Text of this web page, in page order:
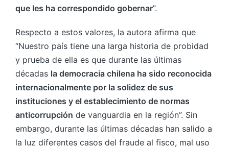
que les ha correspondido gobernar”.
Respecto a estos valores, la autora afirma que
“Nuestro país tiene una larga historia de probidad
y prueba de ella es que durante las últimas
décadas la democracia chilena ha sido reconocida
internacionalmente por la solidez de sus
instituciones y el establecimiento de normas
anticorrupción de vanguardia en la región”. Sin
embargo, durante las últimas décadas han salido a
la luz diferentes casos del fraude al fisco, mal uso